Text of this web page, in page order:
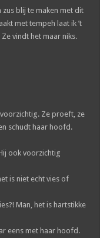
blij te maken met dit
met tempeh laat ik ’t
vindt het maar niks.
Ze proeft, ze
schudt haar hoofd.
ook voorzichtig
is niet echt vies of
Man, het is hartstikke
eens met haar hoofd.